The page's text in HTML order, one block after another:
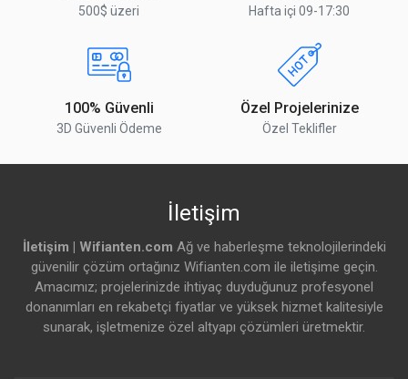
500$ üzeri Hafta içi 09-17:30
100% Güvenli
3D Güvenli Ödeme
Özel Projelerinize
Özel Teklifler
İletişim
İletişim | Wifianten.com Ağ ve haberleşme teknolojilerindeki
güvenilir çözüm ortağınız Wifianten.com ile iletişime geçin.
Amacımız; projelerinizde ihtiyaç duyduğunuz profesyonel
donanımları en rekabetçi fiyatlar ve yüksek hizmet kalitesiyle
sunarak, işletmenize özel altyapı çözümleri üretmektir.